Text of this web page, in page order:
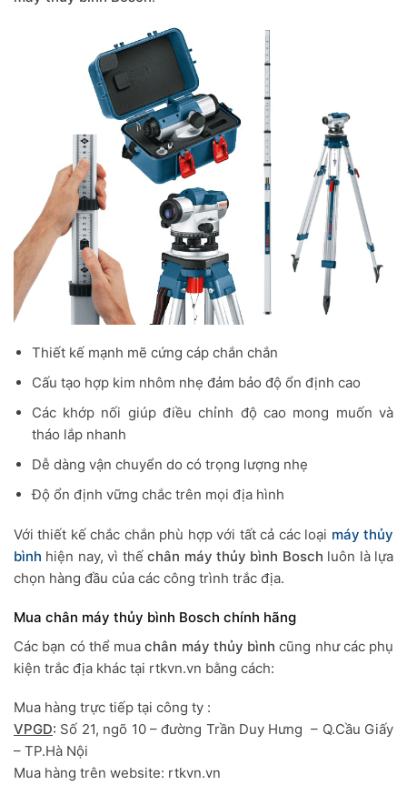
Thiết kế mạnh mẽ cứng cáp chắn chắn
Cấu tạo hợp kim nhôm nhẹ đảm bảo độ ổn định cao
Các khớp nối giúp điều chỉnh độ cao mong muốn và
tháo lắp nhanh
Dễ dàng vận chuyển do có trọng lượng nhẹ
Độ ổn định vững chắc trên mọi địa hình
Với thiết kế chắc chắn phù hợp với tất cả các loại máy thủy
bình hiện nay, vì thếchân máy thủy bình Bosch luôn là lựa
chọn hàng đầu của các công trình trắc địa.
Mua chân máy thủy bình Bosch chính hãng
Các bạn có thể muachân máy thủy bình cũng như các phụ
kiện trắc địa khác tại rtkvn.vn bằng cách:
Mua hàng trực tiếp tại công ty :
VPGD: Số 21, ngõ 10 – đường Trần Duy Hưng – Q.Cầu Giấy
– TP.Hà Nội
Mua hàng trên website: rtkvn.vn